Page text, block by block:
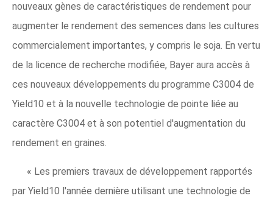
nouveaux gènes de caractéristiques de rendement pour
augmenter le rendement des semences dans les cultures
commercialement importantes, y compris le soja. En vertu
de la licence de recherche modifiée, Bayer aura accès à
ces nouveaux développements du programme C3004 de
Yield10 et à la nouvelle technologie de pointe liée au
caractère C3004 et à son potentiel d'augmentation du
rendement en graines.
« Les premiers travaux de développement rapportés
par Yield10 l'année dernière utilisant une technologie de